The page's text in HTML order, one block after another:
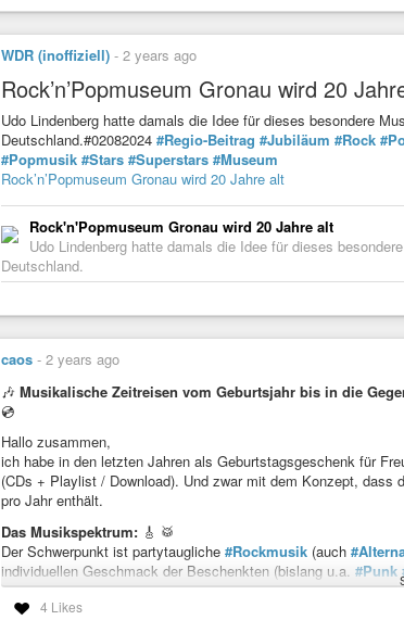
WDR (inoffiziell) - 2 years ago
Rock’n’Popmuseum Gronau wird 20
Udo Lindenberg hatte damals die Idee für dieses besondere
Deutschland.#02082024 #Regio-Beitrag #Jubiläum #Rock
#Popmusik #Stars #Superstars #Museum
Rock’n’Popmuseum Gronau wird 20 Jahre alt
Rock'n'Popmuseum Gronau wird 20 Jahre alt
Udo Lindenberg hatte damals die Idee für dieses
Deutschland.
caos - 2 years ago
🎶 Musikalische Zeitreisen vom Geburtsjahr bis in die
💿
Hallo zusammen,
ich habe in den letzten Jahren als Geburtstagsgeschenk für
(CDs + Playlist / Download). Und zwar mit dem Konzept,
pro Jahr enthält.
Das Musikspektrum: 🎸 🥁
Der Schwerpunkt ist partytaugliche #Rockmusik (auch
individuellen Geschmack der Beschenkten (bislang u.a. #Punk
Hier haben auch im Fediverse schon einige bereits mit
4 Likes